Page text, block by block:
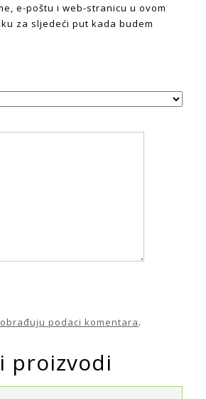
e-poštu i web-stranicu u ovom
za sljedeći put kada budem
podaci komentara.
proizvodi